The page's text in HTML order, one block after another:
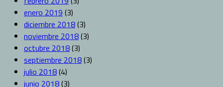
enero 2019 (3)
diciembre 2018(3)
noviembre 2018(3)
octubre 2018(3)
septiembre 2018(3)
julio 2018(4)
junio 2018(3)